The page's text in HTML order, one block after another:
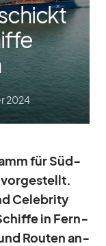
2024
für Süd­
vor­ge­stellt.
Ce­le­brity
in Fern­
Rou­ten an­